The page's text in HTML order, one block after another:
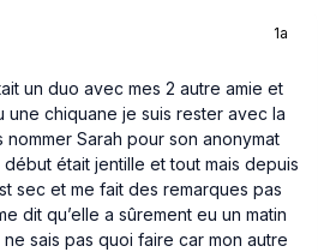
1a
un duo avec mes 2 autre amie et
une chiquane je suis rester avec la
Sarah pour son anonymat
était jentille et tout mais depuis
sec et me fait des remarques pas
dit qu’elle a sûrement eu un matin
sais pas quoi faire car mon autre